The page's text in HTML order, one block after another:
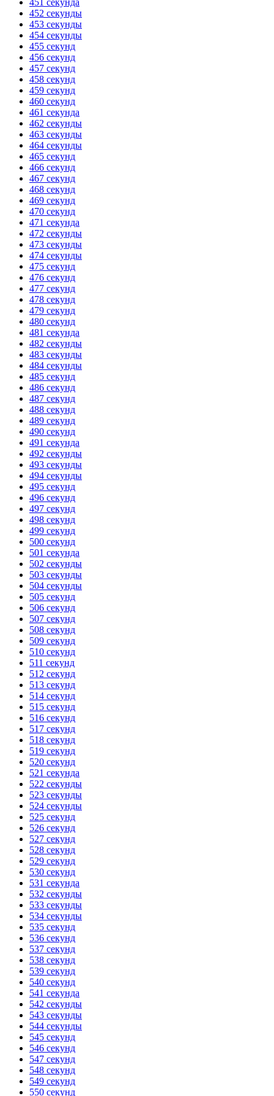
451 секунда
452 секунды
453 секунды
454 секунды
455 секунд
456 секунд
457 секунд
458 секунд
459 секунд
460 секунд
461 секунда
462 секунды
463 секунды
464 секунды
465 секунд
466 секунд
467 секунд
468 секунд
469 секунд
470 секунд
471 секунда
472 секунды
473 секунды
474 секунды
475 секунд
476 секунд
477 секунд
478 секунд
479 секунд
480 секунд
481 секунда
482 секунды
483 секунды
484 секунды
485 секунд
486 секунд
487 секунд
488 секунд
489 секунд
490 секунд
491 секунда
492 секунды
493 секунды
494 секунды
495 секунд
496 секунд
497 секунд
498 секунд
499 секунд
500 секунд
501 секунда
502 секунды
503 секунды
504 секунды
505 секунд
506 секунд
507 секунд
508 секунд
509 секунд
510 секунд
511 секунд
512 секунд
513 секунд
514 секунд
515 секунд
516 секунд
517 секунд
518 секунд
519 секунд
520 секунд
521 секунда
522 секунды
523 секунды
524 секунды
525 секунд
526 секунд
527 секунд
528 секунд
529 секунд
530 секунд
531 секунда
532 секунды
533 секунды
534 секунды
535 секунд
536 секунд
537 секунд
538 секунд
539 секунд
540 секунд
541 секунда
542 секунды
543 секунды
544 секунды
545 секунд
546 секунд
547 секунд
548 секунд
549 секунд
550 секунд